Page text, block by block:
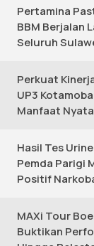
Pertamina
BBM Berjalan
Seluruh
Perkuat
UP3
Manfaat
Hasil Tes
Pemda Parigi
Positif
MAXi Tour
Buktikan